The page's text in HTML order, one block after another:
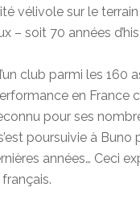
vélivole sur le
– soit 70 années
club parmi les
en France
pour ses
poursuivie à
années… Ceci